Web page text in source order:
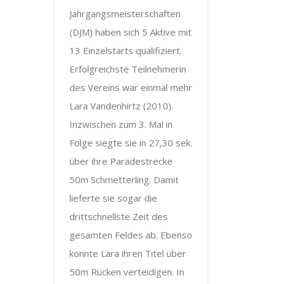
Jahrgangsmeisterschaften
(DJM) haben sich 5 Aktive mit
13 Einzelstarts qualifiziert.
Erfolgreichste Teilnehmerin
des Vereins war einmal mehr
Lara Vandenhirtz (2010).
Inzwischen zum 3. Mal in
Folge siegte sie in 27,30 sek.
über ihre Paradestrecke
50m Schmetterling. Damit
lieferte sie sogar die
drittschnellste Zeit des
gesamten Feldes ab. Ebenso
konnte Lara ihren Titel über
50m Rücken verteidigen. In